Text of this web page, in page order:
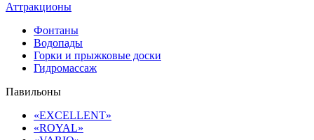
Аттракционы
Фонтаны
Водопады
Горки и прыжковые доски
Гидромассаж
Павильоны
«EXCELLENT»
«ROYAL»